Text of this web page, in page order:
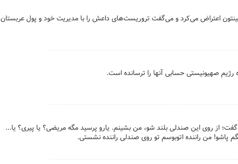
اعتراض می‌کرد و می‌گفت تروریست‌های داعش را با مدیریت خود و پول عربستان
رژیم صهیونیستی حسابی آنها را ترسانده است.
از روی این صندلی بلند شو، من بشینم. یارو پرسید مگه مریضی؟ یا پیری؟ یا...
پاشو! من راننده اتوبوسم تو روی صندلی راننده نشستی.